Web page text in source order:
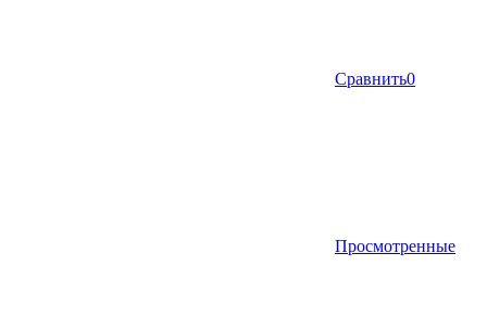
Сравнить0
Просмотренные